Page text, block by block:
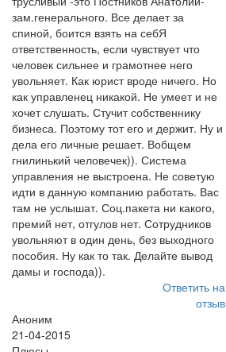
зам.генерального. Все делает за
спиной, боится взять на себЯ
ответственность, если чувствует что
человек сильнее и грамотнее него
увольняет. Как юрист вроде ничего. Но
как управленец никакой. Не умеет и не
хочет слушать. Стучит собственнику
бизнеса. Поэтому тот его и держит. Ну и
дела его личные решает. Вобщем
гнилинький человечек)). Система
управления не выстроена. Не советую
идти в данную компанию работать. Вас
там не услышат. Соц.пакета ни какого,
премий нет, отгулов нет. Сотрудников
увольняют в один день, без выходного
пособия. Ну как то так. Делайте вывод
дамы и господа)).
Ответить на
отзыв
Аноним
21-04-2015